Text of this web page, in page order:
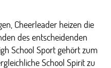
Cheerleader heizen die
des entscheidenden
School Sport gehört zum
School Spirit zu